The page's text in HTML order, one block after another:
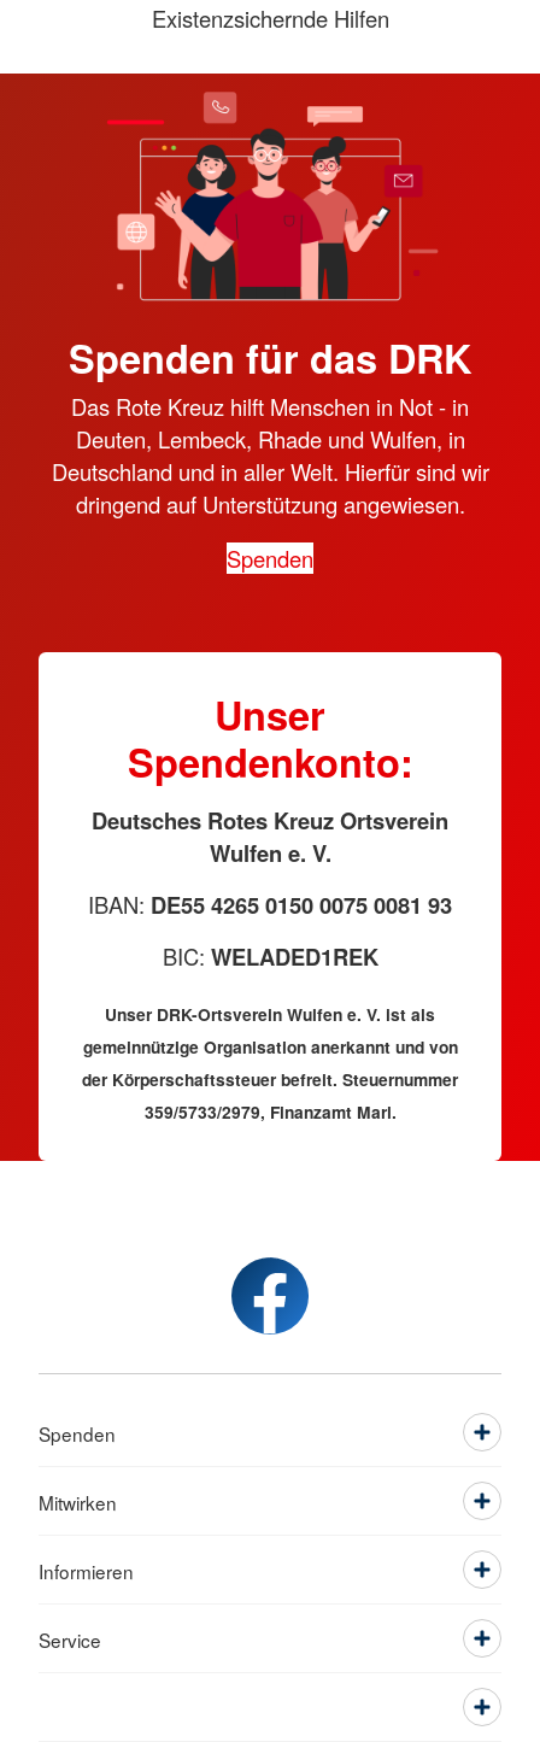
Existenzsichernde Hilfen
Spenden für das DRK
Das Rote Kreuz hilft Menschen in Not - in
Deuten, Lembeck, Rhade und Wulfen, in
Deutschland und in aller Welt. Hierfür sind wir
dringend auf Unterstützung angewiesen.
Spenden
Unser
Spendenkonto:
Deutsches Rotes Kreuz Ortsverein
Wulfen e. V.
IBAN: DE55 4265 0150 0075 0081 93
BIC: WELADED1REK
Unser DRK-Ortsverein Wulfen e. V. ist als
gemeinnützige Organisation anerkannt und von
der Körperschaftssteuer befreit. Steuernummer
359/5733/2979, Finanzamt Marl.
Spenden
Mitwirken
Informieren
Service